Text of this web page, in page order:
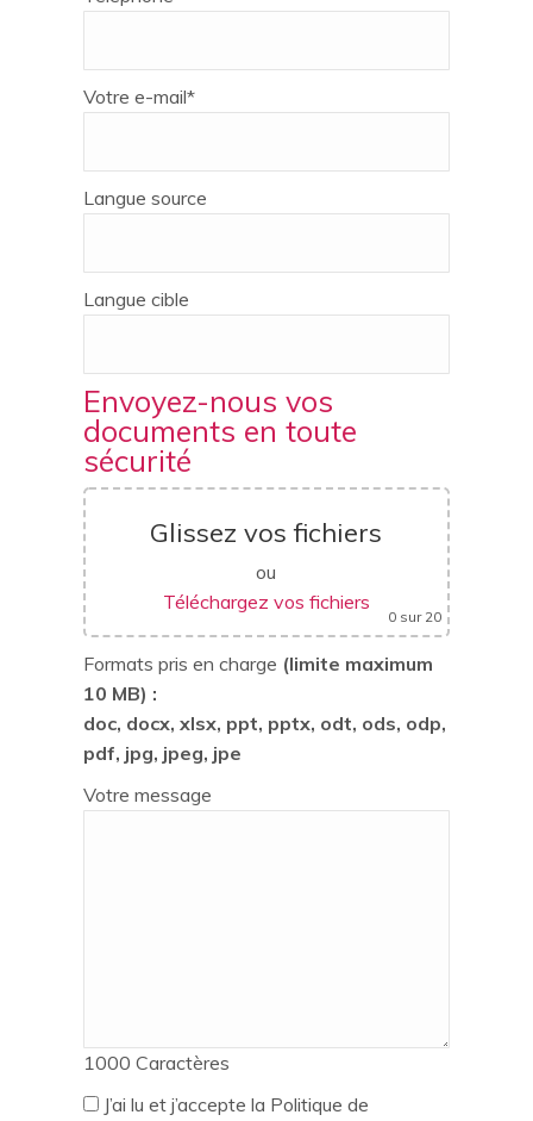
Votre e-mail*
Langue source
Langue cible
Envoyez-nous vos
documents en toute
sécurité
Glissez vos fichiers
ou
Téléchargez vos fichiers
0sur 20
Formats pris en charge (limite maximum
10 MB) :
doc, docx, xlsx, ppt, pptx, odt, ods, odp,
pdf, jpg, jpeg, jpe
Votre message
1000 Caractères
J’ai lu et j’accepte la Politique de